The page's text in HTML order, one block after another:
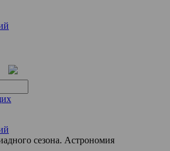
сезона. Астрономия